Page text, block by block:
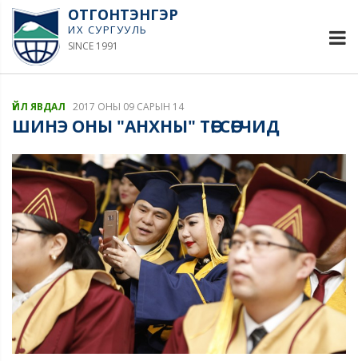
ОТГОНТЭНГЭР
ИХ СУРГУУЛЬ
SINCE 1991
ҮЙЛ ЯВДАЛ 2017 ОНЫ 09 САРЫН 14
ШИНЭ ОНЫ "АНХНЫ" ТӨГСӨГЧИД